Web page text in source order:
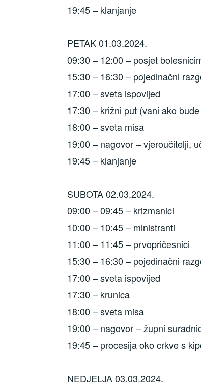
19:45 – klanjanje
PETAK 01.03.2024.
09:30 – 12:00 – posjet
15:30 – 16:30 – pojedinačni
17:00 – sveta ispovijed
17:30 – križni put (vani ako
18:00 – sveta misa
19:00 – nagovor – vjeroučitelji,
19:45 – klanjanje
SUBOTA 02.03.2024.
09:00 – 09:45 – krizmanici
10:00 – 10:45 – ministranti
11:00 – 11:45 – prvopričesnici
15:30 – 16:30 – pojedinačni
17:00 – sveta ispovijed
17:30 – krunica
18:00 – sveta misa
19:00 – nagovor – župni
19:45 – procesija oko crkve s
NEDJELJA 03.03.2024.